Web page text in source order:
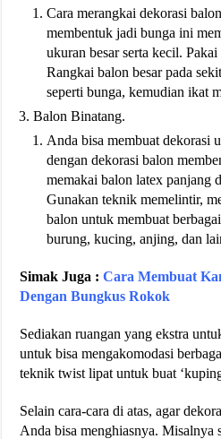
Cara merangkai dekorasi
membentuk jadi bunga ini
ukuran besar serta kecil.
Rangkai balon besar pada
seperti bunga, kemudian ikat
Balon Binatang.
Anda bisa membuat dekorasi
dengan dekorasi balon
memakai balon latex panjang
Gunakan teknik memelintir,
balon untuk membuat
burung, kucing, anjing, dan
Simak Juga :Cara Membuat
Dengan Bungkus Rokok
Sediakan ruangan yang ekstra
untuk bisa mengakomodasi
teknik twist lipat untuk buat
Selain cara-cara di atas, agar
Anda bisa menghiasnya. Misalnya